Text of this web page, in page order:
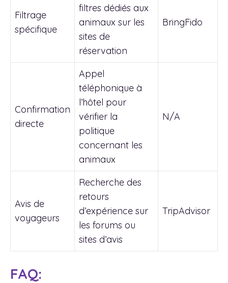
Filtrage
spécifique
filtres dédiés aux
animaux sur les
sites de
réservation
BringFido
Confirmation
directe
Appel
téléphonique à
l’hôtel pour
vérifier la
politique
concernant les
animaux
N/A
Avis de
voyageurs
Recherche des
retours
d’expérience sur
les forums ou
sites d’avis
TripAdvisor
FAQ: